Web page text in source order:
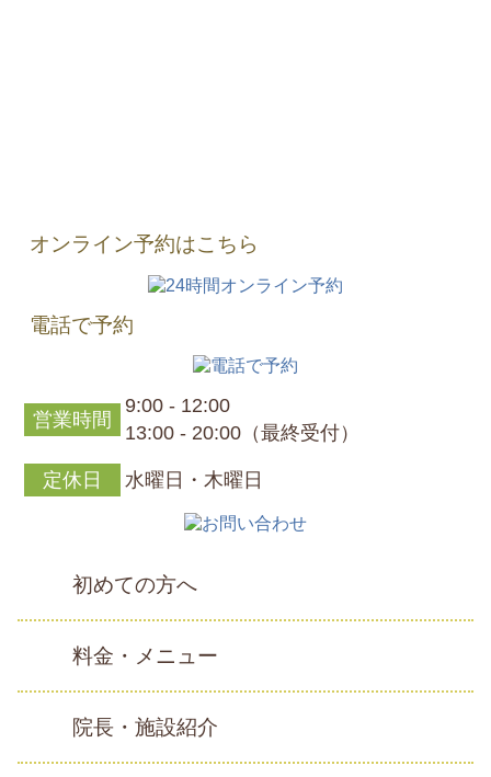
オンライン予約はこちら
電話で予約
営業時間
9:00 - 12:00
13:00 - 20:00（最終受付）
定休日 水曜日・木曜日
初めての方へ
料金・メニュー
院長・施設紹介